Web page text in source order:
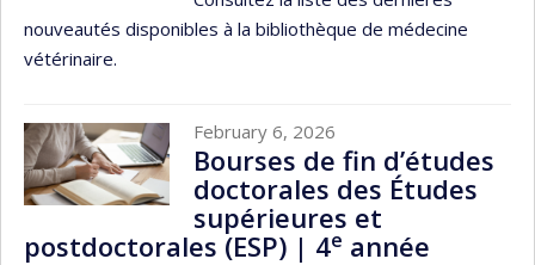
nouveautés disponibles à la bibliothèque de médecine
vétérinaire.
February 6, 2026
Bourses de fin d’études
doctorales des Études
supérieures et
postdoctorales (ESP) | 4e année